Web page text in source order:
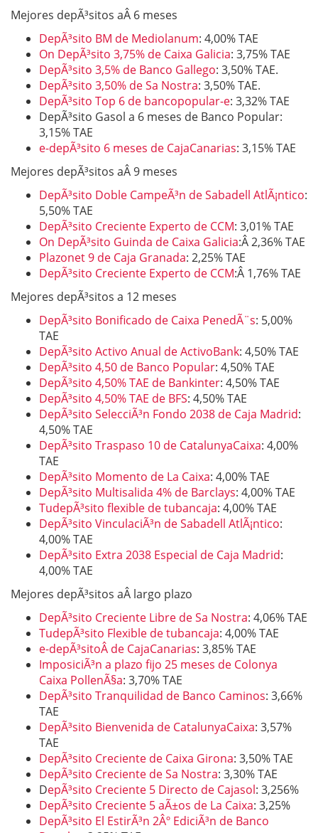
Mejores depÃ³sitos aÂ 6 meses
DepÃ³sito BM de Mediolanum: 4,00% TAE
On DepÃ³sito 3,75% de Caixa Galicia: 3,75% TAE
DepÃ³sito 3,5% de Banco Gallego: 3,50% TAE.
DepÃ³sito 3,50% de Sa Nostra: 3,50% TAE.
DepÃ³sito Top 6 de bancopopular-e: 3,32% TAE
DepÃ³sito Gasol a 6 meses de Banco Popular:
3,15% TAE
e-depÃ³sito 6 meses de CajaCanarias: 3,15% TAE
Mejores depÃ³sitos aÂ 9 meses
DepÃ³sito Doble CampeÃ³n de Sabadell AtlÃ¡ntico:
5,50% TAE
DepÃ³sito Creciente Experto de CCM: 3,01% TAE
On DepÃ³sito Guinda de Caixa Galicia:Â 2,36% TAE
Plazonet 9 de Caja Granada: 2,25% TAE
DepÃ³sito Creciente Experto de CCM:Â 1,76% TAE
Mejores depÃ³sitos a 12 meses
DepÃ³sito Bonificado de Caixa PenedÃ¨s: 5,00%
TAE
DepÃ³sito Activo Anual de ActivoBank: 4,50% TAE
DepÃ³sito 4,50 de Banco Popular: 4,50% TAE
DepÃ³sito 4,50% TAE de Bankinter: 4,50% TAE
DepÃ³sito 4,50% TAE de BFS: 4,50% TAE
DepÃ³sito SelecciÃ³n Fondo 2038 de Caja Madrid:
4,50% TAE
DepÃ³sito Traspaso 10 de CatalunyaCaixa: 4,00%
TAE
DepÃ³sito Momento de La Caixa: 4,00% TAE
DepÃ³sito Multisalida 4% de Barclays: 4,00% TAE
TudepÃ³sito flexible de tubancaja: 4,00% TAE
DepÃ³sito VinculaciÃ³n de Sabadell AtlÃ¡ntico:
4,00% TAE
DepÃ³sito Extra 2038 Especial de Caja Madrid:
4,00% TAE
Mejores depÃ³sitos aÂ largo plazo
DepÃ³sito Creciente Libre de Sa Nostra: 4,06% TAE
TudepÃ³sito Flexible de tubancaja: 4,00% TAE
e-depÃ³sitoÂ de CajaCanarias: 3,85% TAE
ImposiciÃ³n a plazo fijo 25 meses de Colonya
Caixa PollenÃ§a: 3,70% TAE
DepÃ³sito Tranquilidad de Banco Caminos: 3,66%
TAE
DepÃ³sito Bienvenida de CatalunyaCaixa: 3,57%
TAE
DepÃ³sito Creciente de Caixa Girona: 3,50% TAE
DepÃ³sito Creciente de Sa Nostra: 3,30% TAE
DepÃ³sito Creciente 5 Directo de Cajasol: 3,256%
DepÃ³sito Creciente 5 aÃ±os de La Caixa: 3,25%
DepÃ³sito El EstirÃ³n 2Âº EdiciÃ³n de Banco